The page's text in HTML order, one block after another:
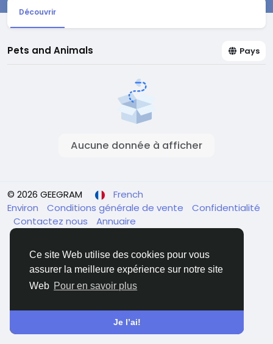
Ce site Web utilise des cookies pour vous
assurer la meilleure expérience sur notre site
Web Pour en savoir plus
Je l’ai!
Découvrir
Pets and Animals Pays
Aucune donnée à afficher
© 2026 GEEGRAM
French
Environ
Conditions générale de vente
Confidentialité
Contactez nous
Annuaire